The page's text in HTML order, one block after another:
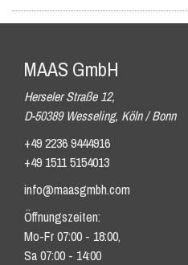
MAAS GmbH
Herseler Straße 12,
D-50389 Wesseling, Köln / Bonn
+49 2236 9444916
+49 1511 5154013
info@maasgmbh.com
Öffnungszeiten:
Mo-Fr 07:00 - 18:00,
Sa 07:00 - 14:00